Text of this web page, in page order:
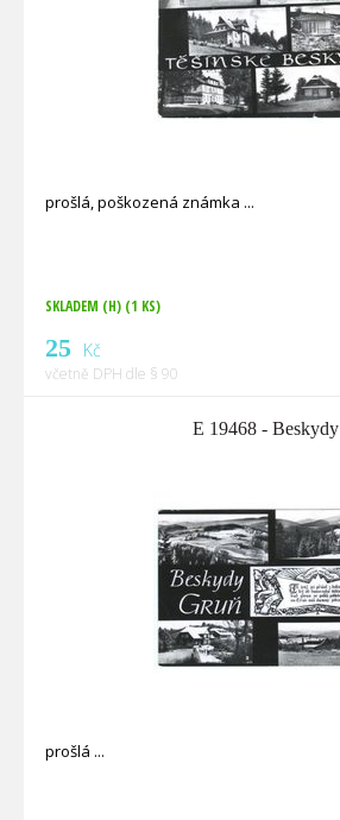
prošlá, poškozená známka
SKLADEM (H) (1 KS)
25 Kč
včetně DPH dle § 90
E 19468 - Beskydy
prošlá